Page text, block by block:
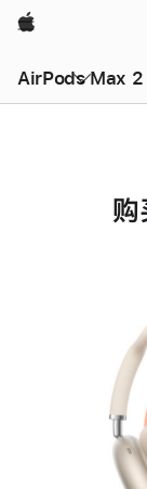
Apple
AirPods Max 2